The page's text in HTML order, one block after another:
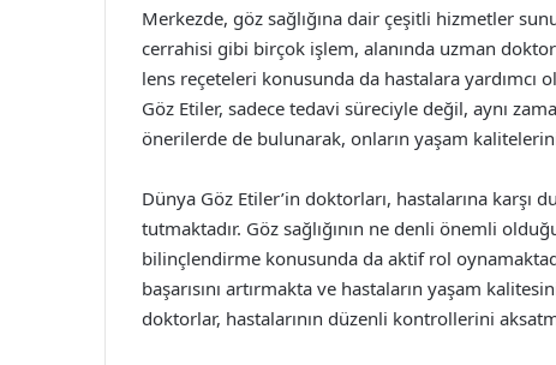
Merkezde, göz sağlığına dair çeşitli hizmetler
cerrahisi gibi birçok işlem, alanında uzman
lens reçeteleri konusunda da hastalara
Göz Etiler, sadece tedavi süreciyle değil, aynı
önerilerde de bulunarak, onların yaşam
Dünya Göz Etiler’in doktorları, hastalarına
tutmaktadır. Göz sağlığının ne denli önemli
bilinçlendirme konusunda da aktif rol
başarısını artırmakta ve hastaların yaşam
doktorlar, hastalarının düzenli kontrollerini